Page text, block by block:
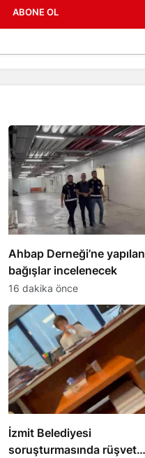
ABONE OL
Ahbap Derneği’ne yapılan
bağışlar incelenecek
16 dakika önce
İzmit Belediyesi
soruşturmasında rüşvet